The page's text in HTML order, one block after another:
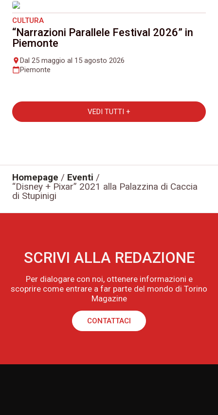
CULTURA
“Narrazioni Parallele Festival 2026” in
Piemonte
placeDal 25 maggio al 15 agosto 2026
calendar_todayPiemonte
VEDI TUTTI +
Homepage / Eventi /
“Disney + Pixar” 2021 alla Palazzina di Caccia
di Stupinigi
SCRIVI ALLA REDAZIONE
Per dialogare con noi, ottenere informazioni e
scoprire come entrare a far parte del mondo di Torino
Magazine
CONTATTACI